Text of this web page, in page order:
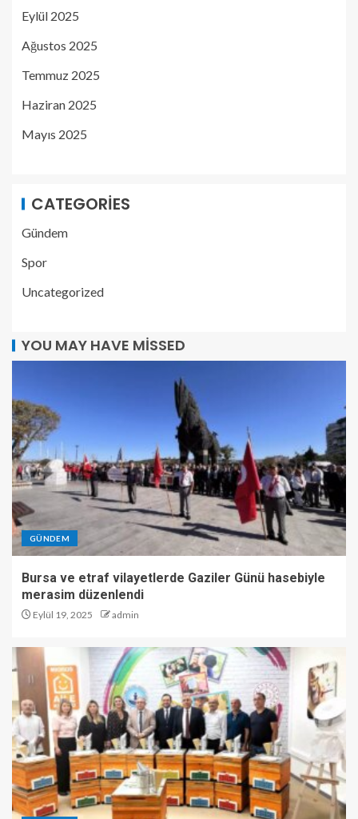
Eylül 2025
Ağustos 2025
Temmuz 2025
Haziran 2025
Mayıs 2025
CATEGORIES
Gündem
Spor
Uncategorized
YOU MAY HAVE MISSED
GÜNDEM
Bursa ve etraf vilayetlerde Gaziler Günü hasebiyle
merasim düzenlendi
Eylül 19, 2025 admin